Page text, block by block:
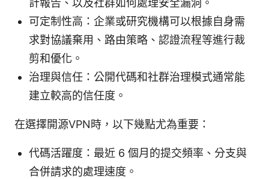
計報告、以及社群如何處理安全漏洞。
可定制性高：企業或研究機構可以根據自身需
求對協議棄用、路由策略、認證流程等進行裁
剪和優化。
治理與信任：公開代碼和社群治理模式通常能
建立較高的信任度。
在選擇開源VPN時，以下幾點尤為重要：
代碼活躍度：最近 6 個月的提交頻率、分支與
合併請求的處理速度。